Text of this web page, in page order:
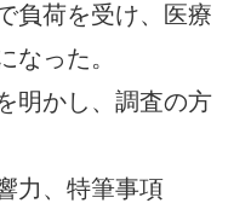
負荷を受け、医療
なった。
明かし、調査の方
力、特筆事項